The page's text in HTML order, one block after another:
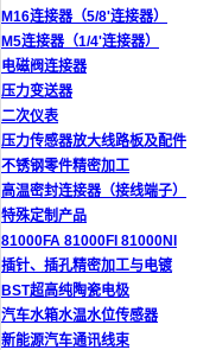
M16连接器（5/8'连接器）
M5连接器（1/4'连接器）
电磁阀连接器
压力变送器
二次仪表
压力传感器放大线路板及配件
不锈钢零件精密加工
高温密封连接器（接线端子）
特殊定制产品
81000FA 81000FI 81000NI
插针、插孔精密加工与电镀
BST超高纯陶瓷电极
汽车水箱水温水位传感器
新能源汽车通讯线束